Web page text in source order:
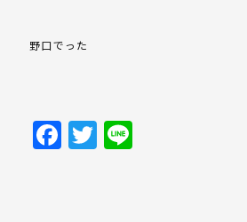
野口でった
Facebook
Twitter